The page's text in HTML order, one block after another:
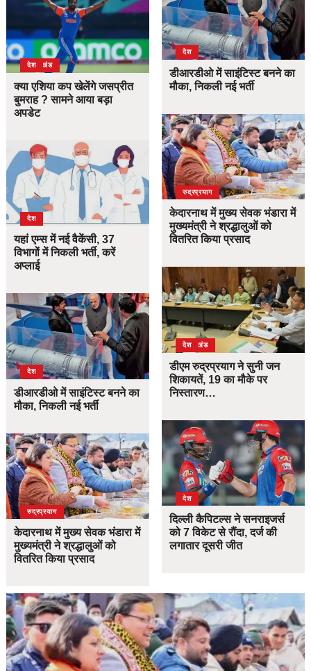
उत्तराखंड
देश
क्या एशिया कप खेलेंगे जसप्रीत
बुमराह ? सामने आया बड़ा
अपडेट
देश
यहां एम्स में नई वैकेंसी, 37
विभागों में निकली भर्ती, करें
अप्लाई
देश
डीआरडीओ में साइंटिस्ट बनने का
मौका, निकली नई भर्ती
उत्तराखंड
देश
रुद्रप्रयाग
केदारनाथ में मुख्य सेवक भंडारा में
मुख्यमंत्री ने श्रद्धालुओं को
वितरित किया प्रसाद
देश
डीआरडीओ में साइंटिस्ट बनने का
मौका, निकली नई भर्ती
उत्तराखंड
देश
रुद्रप्रयाग
केदारनाथ में मुख्य सेवक भंडारा में
मुख्यमंत्री ने श्रद्धालुओं को
वितरित किया प्रसाद
उत्तराखंड
देश
डीएम रुद्रप्रयाग ने सुनी जन
शिकायतें, 19 का मौके पर
निस्तारण…
देश
दिल्ली कैपिटल्स ने सनराइजर्स
को 7 विकेट से रौंदा, दर्ज की
लगातार दूसरी जीत